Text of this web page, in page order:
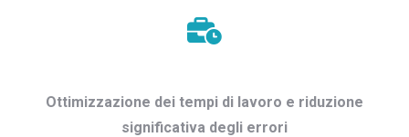
Ottimizzazione dei tempi di lavoro e riduzione
significativa degli errori